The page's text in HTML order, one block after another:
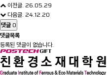
이전글. 26.05.29
다음글. 24.12.20
댓글 0
댓글목록
등록된 댓글이 없습니다.